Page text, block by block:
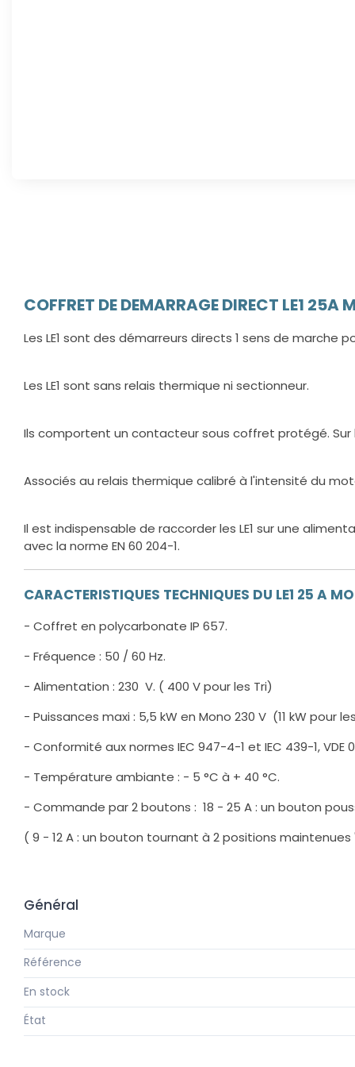
COFFRET DE DEMARRAGE DIRECT LE1 25A
Les LE1 sont des démarreurs directs 1 sens de marche
Les LE1 sont sans relais thermique ni sectionneur.
Ils comportent un contacteur sous coffret protégé.
Associés au relais thermique calibré à l'intensité du
Il est indispensable de raccorder les LE1 sur une
avec la norme EN 60 204-1.
CARACTERISTIQUES TECHNIQUES DU LE1 25 A
- Coffret en polycarbonate IP 657.
- Fréquence : 50 / 60 Hz.
- Alimentation : 230 V. ( 400 V pour les Tri)
- Puissances maxi : 5,5 kW en Mono 230 V (11 kW pour
- Conformité aux normes IEC 947-4-1 et IEC 439-1, VDE
- Température ambiante : - 5 °C à + 40 °C.
- Commande par 2 boutons : 18 - 25 A : un bouton
( 9 - 12 A : un bouton tournant à 2 positions
Général
Marque
Référence
En stock
État